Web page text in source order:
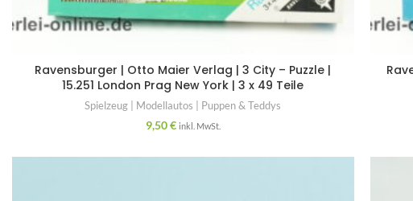
Ravensburger | Otto Maier Verlag | 3 City – Puzzle |
15.251 London Prag New York | 3 x 49 Teile
Spielzeug | Modellautos | Puppen & Teddys
9,50€ inkl. MwSt.